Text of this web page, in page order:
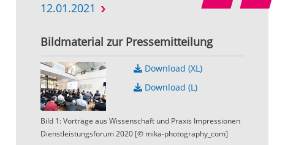
12.01.2021
Bildmaterial zur Pressemitteilung
Download (XL)
Download (L)
Bild 1: Vorträge aus Wissenschaft und Praxis Impressionen
Dienstleistungsforum 2020 [© mika-photography_com]